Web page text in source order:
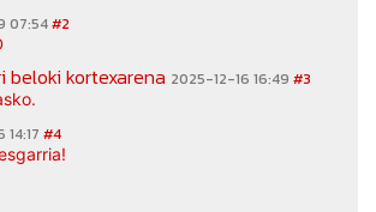
07:54#2
beloki kortexarena 2025-12-16 16:49 #3
#4